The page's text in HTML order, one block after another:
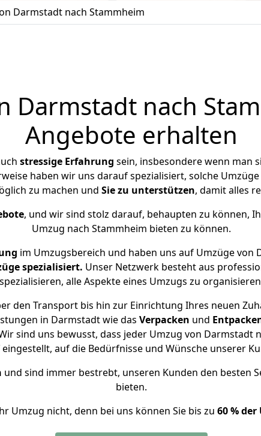
Darmstadt nach Stammheim
Darmstadt nach
Angebote erhalten
stressige Erfahrung sein, insbesondere wenn man
haben wir uns darauf spezialisiert, solche
zu machen und Sie zu unterstützen, damit alles
, und wir sind stolz darauf, behaupten zu können,
Umzug nach Stammheim bieten zu können.
im Umzugsbereich und haben uns auf Umzüge
spezialisiert. Unser Netzwerk besteht aus
spezialisieren, alle Aspekte eines Umzugs zu
den Transport bis hin zur Einrichtung Ihres neuen
in Darmstadt wie das Verpacken und
sind uns bewusst, dass jeder Umzug von Darmstadt
auf die Bedürfnisse und Wünsche unserer
und sind immer bestrebt, unseren Kunden den besten
bieten.
Umzug nicht, denn bei uns können Sie bis zu 60 %